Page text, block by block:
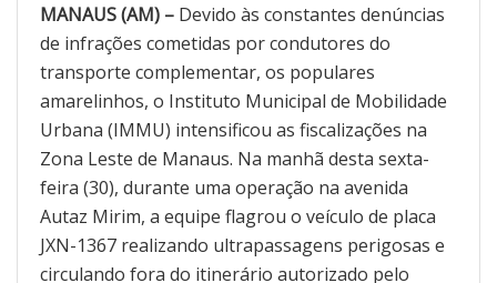
MANAUS (AM) – Devido às constantes denúncias
de infrações cometidas por condutores do
transporte complementar, os populares
amarelinhos, o Instituto Municipal de Mobilidade
Urbana (IMMU) intensificou as fiscalizações na
Zona Leste de Manaus. Na manhã desta sexta-
feira (30), durante uma operação na avenida
Autaz Mirim, a equipe flagrou o veículo de placa
JXN-1367 realizando ultrapassagens perigosas e
circulando fora do itinerário autorizado pelo